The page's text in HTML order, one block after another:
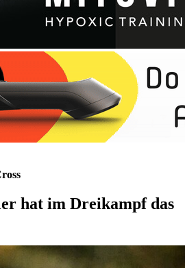
hat im Dreikampf das